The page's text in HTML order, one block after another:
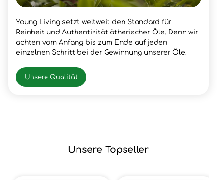
Young Living setzt weltweit den Standard für
Reinheit und Authentizität ätherischer Öle. Denn wir
achten vom Anfang bis zum Ende auf jeden
einzelnen Schritt bei der Gewinnung unserer Öle.
Unsere Qualität
Unsere Topseller